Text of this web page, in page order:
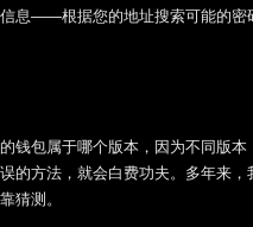
息——根据您的地址搜索可能的
钱包属于哪个版本，因为不同版
的方法，就会白费功夫。多年来
猜测。